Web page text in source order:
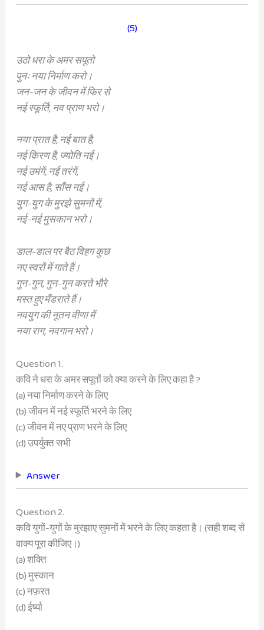
(5)
उठो धरा के अमर सपूतो
पुनः नया निर्माण करो।
जन-जन के जीवन में फिर से
नई स्फूर्ति, नव प्राण भरो।
नया प्रात है, नई बात है,
नई किरण है, ज्योति नई।
नई उमंगें, नई तरंगें,
नई आस है, साँस नई।
युग-युग के मुरझे सुमनों में,
नई-नई मुसकान भरो।
डाल-डाल पर बैठ विहग कुछ
नए स्वरों में गाते हैं।
गुन-गुन, गुन-गुन करते भौरे
मस्त हुए मँडराते हैं।
नवयुग की नूतन वीणा में
नया राग, नवगान भरो।
Question 1.
कवि ने धरा के अमर सपूतों को क्या करने के लिए कहा है ?
(a) नया निर्माण करने के लिए
(b) जीवन में नई स्फूर्ति भरने के लिए
(c) जीवन में नए प्राण भरने के लिए
(d) उपर्युक्त सभी
Answer
Question 2.
कवि युगों-युगों के मुरझाए सुमनों में भरने के लिए कहता है। (सही शब्द से
वाक्य पूरा कीजिए।)
(a) शक्ति
(b) मुस्कान
(c) नफ़रत
(d) ईर्ष्या